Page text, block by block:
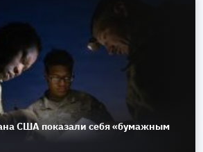
США показали себя «бумажным